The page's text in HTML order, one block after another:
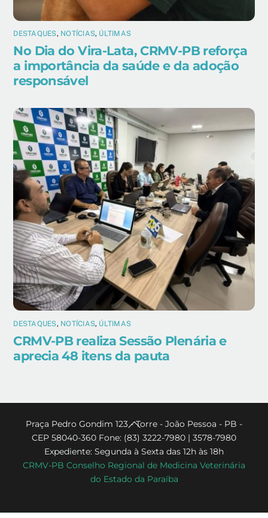
DESTAQUES, NOTÍCIAS, ÚLTIMAS
No Dia do Vira-Lata, CRMV-PB reforça
a importância da saúde e da adoção
responsável
DESTAQUES, NOTÍCIAS, ÚLTIMAS
CRMV-PB realiza Sessão Plenária e
aprecia 48 itens da pauta
Back
To
Top
Praça Pedro Gondim 123 - Torre - João Pessoa - PB -
CEP 58040-360 Fone: (83) 3222-7980 | 3578-7980
Expediente: Segunda à Sexta das 12h às 18h
CRMV-PB Conselho Regional de Medicina Veterinária
do Estado da Paraíba